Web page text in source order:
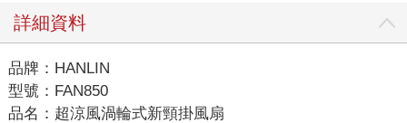
詳細資料
品牌：HANLIN
型號：FAN850
品名：超涼風渦輪式新頸掛風扇